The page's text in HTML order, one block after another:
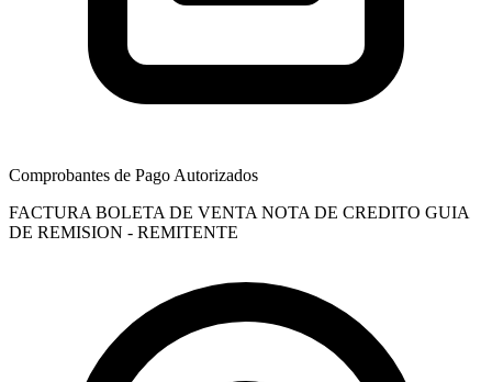
Comprobantes de Pago Autorizados
FACTURA BOLETA DE VENTA NOTA DE CREDITO GUIA
DE REMISION - REMITENTE